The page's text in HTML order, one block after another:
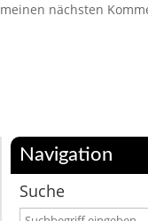
meinen nächsten
Navigation
Suche